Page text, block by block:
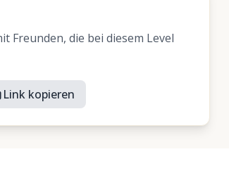
Freunden, die bei diesem Level
Link kopieren